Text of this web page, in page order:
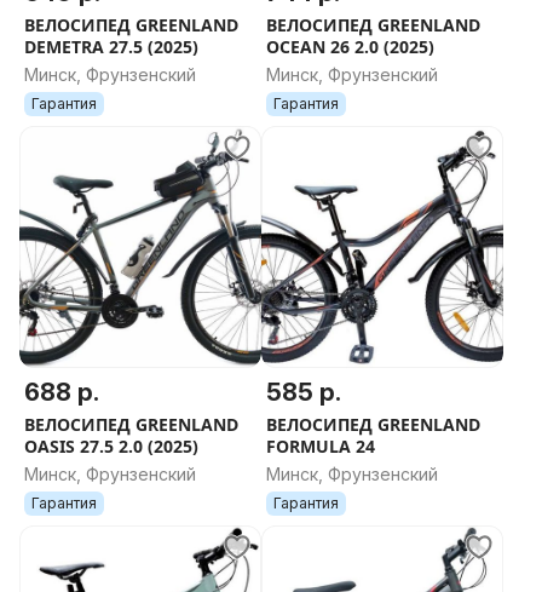
Модель Shimano MF-TZ21
Передний переключатель Shimano Tourney FD-TY500
Задний переключатель Shimano Tourney RD-TZ500
Цепь TAYA
Шифтеры (манетки) -
Манетки Shimano ST-EF500
Тип манеток Комбинированные
Колеса -
Диаметр колес 27.5"
Двойные обода Да
Обода двойные
Втулки Q/R сталь, промподшипники
Покрышки COMPASS eco
Рисунок протектора Грязевые
Ширина покрышки 2.1"
Тормоза -
Передний тормоз дисковый механический
Модель тормоза Tolids, ротор 160мм
Задний тормоз дисковый механический
Модель тормоза Tolids, ротор 160мм
ВЕЛОСИПЕД GREENLAND
DEMETRA 27.5 (2025)
Минск, Фрунзенский
Гарантия
ВЕЛОСИПЕД GREENLAND
OCEAN 26 2.0 (2025)
Минск, Фрунзенский
Гарантия
688 р.
ВЕЛОСИПЕД GREENLAND
OASIS 27.5 2.0 (2025)
Минск, Фрунзенский
Гарантия
585 р.
ВЕЛОСИПЕД GREENLAND
FORMULA 24
Минск, Фрунзенский
Гарантия